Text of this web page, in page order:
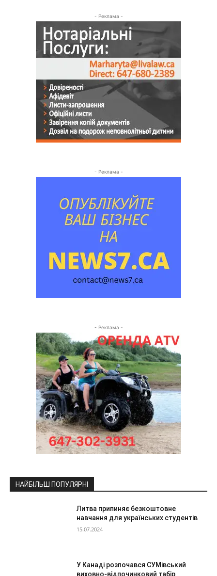
- Реклама -
- Реклама -
- Реклама -
НАЙБІЛЬШ ПОПУЛЯРНІ
Литва припиняє безкоштовне
навчання для українських студентів
15.07.2024
У Канаді розпочався СУМівський
виховно-відпочинковий табір